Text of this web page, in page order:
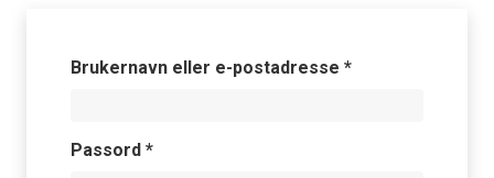
Brukernavn eller e-postadresse *Påkrevd
Passord *Påkrevd